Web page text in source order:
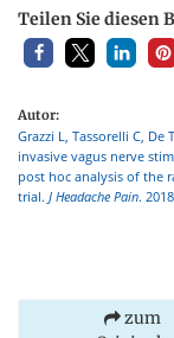
Teilen Sie diesen
Autor:
Grazzi L, Tassorelli C,
invasive vagus nerve
post hoc analysis of the
trial. J Headache Pain.
zum